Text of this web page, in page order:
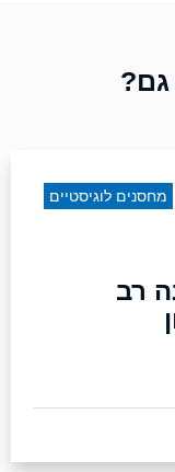
גם?
רב
מחסנים לוגיסטיים